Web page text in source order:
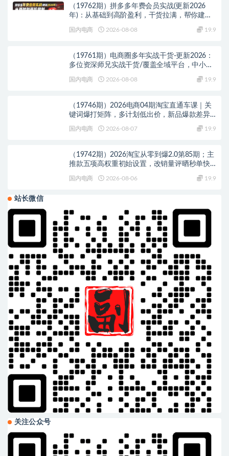
（19762期）拼多多年费会员实战(更新2026
年)：从基础到高阶盈利，干货拉满，帮你建立
国内电商 2026-08-08 19.9
（19761期）电商圈多年实战干货-更新2026：
多位资深师兄实战干货/覆盖全域平台，中小卖
国内电商 2026-08-08 19.9
（19746期）2026电商04期淘宝直通车课｜关
键词爆打矩阵，多计划低出价，新品爆款差异
国内电商 2026-08-07 19.9
（19742期）2026淘宝从零到爆2.0第85期；主
推款五项高权重初始设置，改销量评晒秒单快
国内电商 2026-08-06 19.9
站长微信
关注公众号